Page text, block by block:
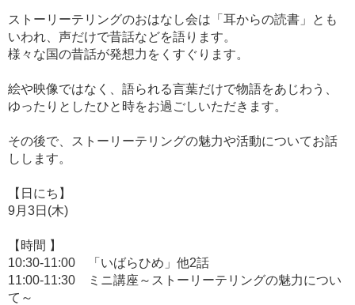
ストーリーテリングのおはなし会は「耳からの読書」とも
いわれ、声だけで昔話などを語ります。
様々な国の昔話が発想力をくすぐります。
絵や映像ではなく、語られる言葉だけで物語をあじわう、
ゆったりとしたひと時をお過ごしいただきます。
その後で、ストーリーテリングの魅力や活動についてお話
しします。
【日にち】
9月3日(木)
【時間 】
10:30-11:00 「いばらひめ」他2話
11:00-11:30 ミニ講座～ストーリーテリングの魅力につい
て～